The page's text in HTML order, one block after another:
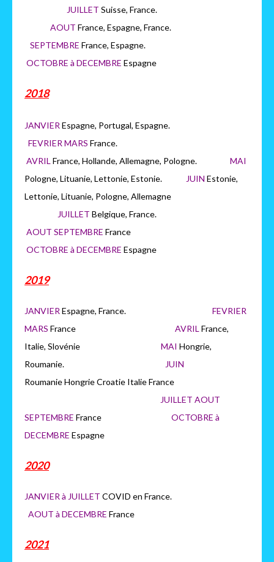
JUILLET Suisse, France.
AOUT France, Espagne, France.
SEPTEMBRE France, Espagne.
OCTOBRE à DECEMBRE Espagne
2018
JANVIER Espagne, Portugal, Espagne.
FEVRIER MARS France.
AVRIL France, Hollande, Allemagne, Pologne. MAI
Pologne, Lituanie, Lettonie, Estonie.
JUIN Estonie,
Lettonie, Lituanie, Pologne, Allemagne
JUILLET Belgique, France.
AOUT SEPTEMBRE France
OCTOBRE à DECEMBRE Espagne
2019
JANVIER Espagne, France. FEVRIER
MARS France AVRIL France,
Italie, Slovénie MAI Hongrie,
Roumanie.
JUIN
Roumanie Hongrie Croatie Italie France
JUILLET AOUT
SEPTEMBRE France OCTOBRE à
DECEMBRE Espagne
2020
JANVIER à JUILLET COVID en France.
AOUT à DECEMBRE France
2021